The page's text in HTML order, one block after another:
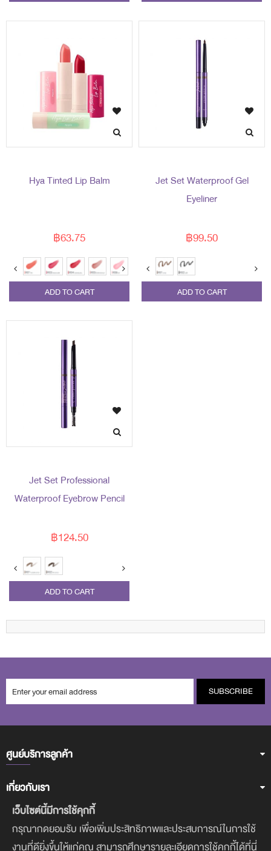
เว็บไซต์นี้มีการใช้คุกกี้
กรุณากดยอมรับ เพื่อเพิ่มประสิทธิภาพและประสบการณ์ในการใช้
งานที่ดียิ่งขึ้นให้แก่คุณ สามารถศึกษารายละเอียดการใช้คุกกี้ได้ที่นี่
Hya Tinted Lip Balm
฿63.75
ADD TO CART
Jet Set Waterproof Gel
Eyeliner
฿99.50
ADD TO CART
Jet Set Professional
Waterproof Eyebrow Pencil
฿124.50
ADD TO CART
SUBSCRIBE
ศูนย์บริการลูกค้า
เกี่ยวกับเรา
ฝ่ายบริการลูกค้า